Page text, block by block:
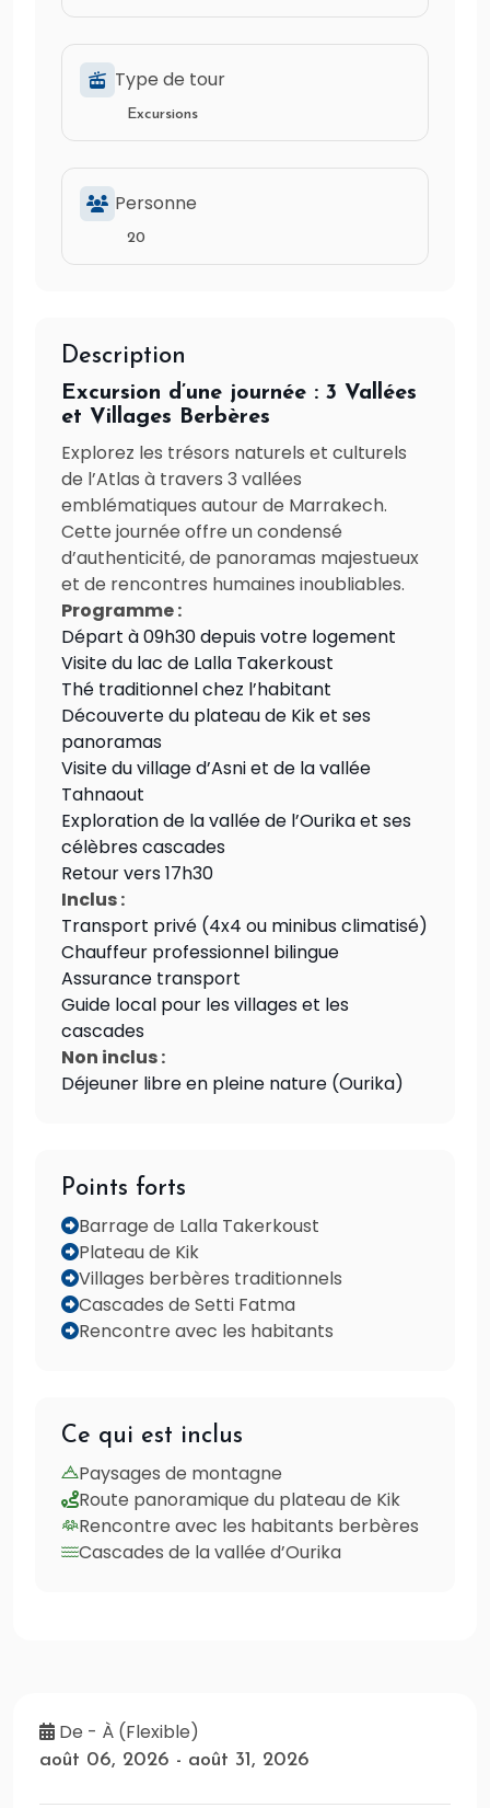
Type de tour
Excursions
Personne
20
Description
Excursion d’une journée : 3 Vallées
et Villages Berbères
Explorez les trésors naturels et culturels
de l’Atlas à travers 3 vallées
emblématiques autour de Marrakech.
Cette journée offre un condensé
d’authenticité, de panoramas majestueux
et de rencontres humaines inoubliables.
Programme :
Départ à 09h30 depuis votre logement
Visite du lac de Lalla Takerkoust
Thé traditionnel chez l’habitant
Découverte du plateau de Kik et ses
panoramas
Visite du village d’Asni et de la vallée
Tahnaout
Exploration de la vallée de l’Ourika et ses
célèbres cascades
Retour vers 17h30
Inclus :
Transport privé (4x4 ou minibus climatisé)
Chauffeur professionnel bilingue
Assurance transport
Guide local pour les villages et les
cascades
Non inclus :
Déjeuner libre en pleine nature (Ourika)
Points forts
Barrage de Lalla Takerkoust
Plateau de Kik
Villages berbères traditionnels
Cascades de Setti Fatma
Rencontre avec les habitants
Ce qui est inclus
Paysages de montagne
Route panoramique du plateau de Kik
Rencontre avec les habitants berbères
Cascades de la vallée d’Ourika
De - À (Flexible)
août 06, 2026 - août 31, 2026